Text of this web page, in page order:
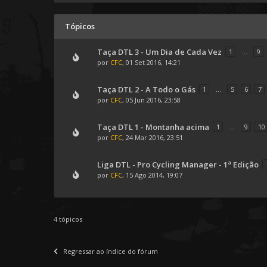
Tópicos
Taça DTL 3 - Um Dia de Cada Vez 1 ... 9
por CFC, 01 Set 2016, 14:21
Taça DTL 2 - A Todo o Gás 1 ... 5 6
7
por CFC, 05 Jun 2016, 23:58
Taça DTL 1 - Montanha acima 1 ... 9 10
por CFC, 24 Mar 2016, 23:51
Liga DTL - Pro Cycling Manager - 1ª Edição
por CFC, 15 Ago 2014, 19:07
4 tópicos
Regressar ao índice do fórum